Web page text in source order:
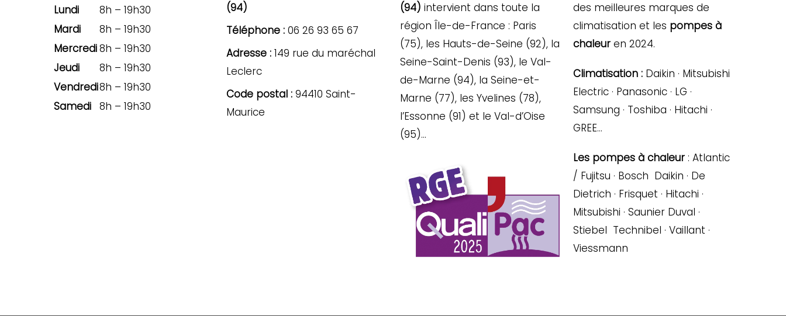
Lundi
8h – 19h30
Mardi
8h – 19h30
Mercredi8h – 19h30
Jeudi
8h – 19h30
Vendredi8h – 19h30
Samedi 8h – 19h30
(94)
Téléphone :06 26 93 65 67
Adresse :149 rue du maréchal
Leclerc
Code postal :94410 Saint-
Maurice
(94) intervient dans toute la
région Île-de-France : Paris
(75), les Hauts-de-Seine (92), la
Seine-Saint-Denis (93), le Val-
de-Marne (94), la Seine-et-
Marne (77), les Yvelines (78),
l’Essonne (91) et le Val-d’Oise
(95)…
des meilleures marques de
climatisation et les pompes à
chaleuren 2024.
Climatisation : Daikin · Mitsubishi
Electric · Panasonic · LG ·
Samsung · Toshiba · Hitachi ·
GREE…
Les pompes à chaleur : Atlantic
/ Fujitsu · Bosch Daikin · De
Dietrich · Frisquet · Hitachi ·
Mitsubishi · Saunier Duval ·
Stiebel Technibel · Vaillant ·
Viessmann